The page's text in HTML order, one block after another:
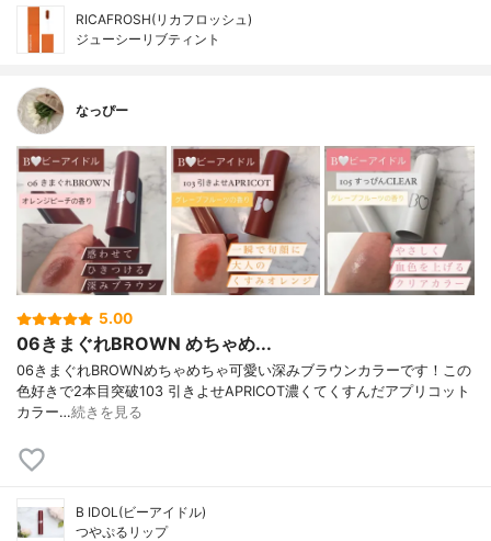
RICAFROSH(リカフロッシュ)
ジューシーリブティント
なっぴー
5.00
06きまぐれBROWN めちゃめ...
06きまぐれBROWNめちゃめちゃ可愛い深みブラウンカラーです！この
色好きで2本目突破103 引きよせAPRICOT濃くてくすんだアプリコット
カラー…続きを見る
B IDOL(ビーアイドル)
つやぷるリップ